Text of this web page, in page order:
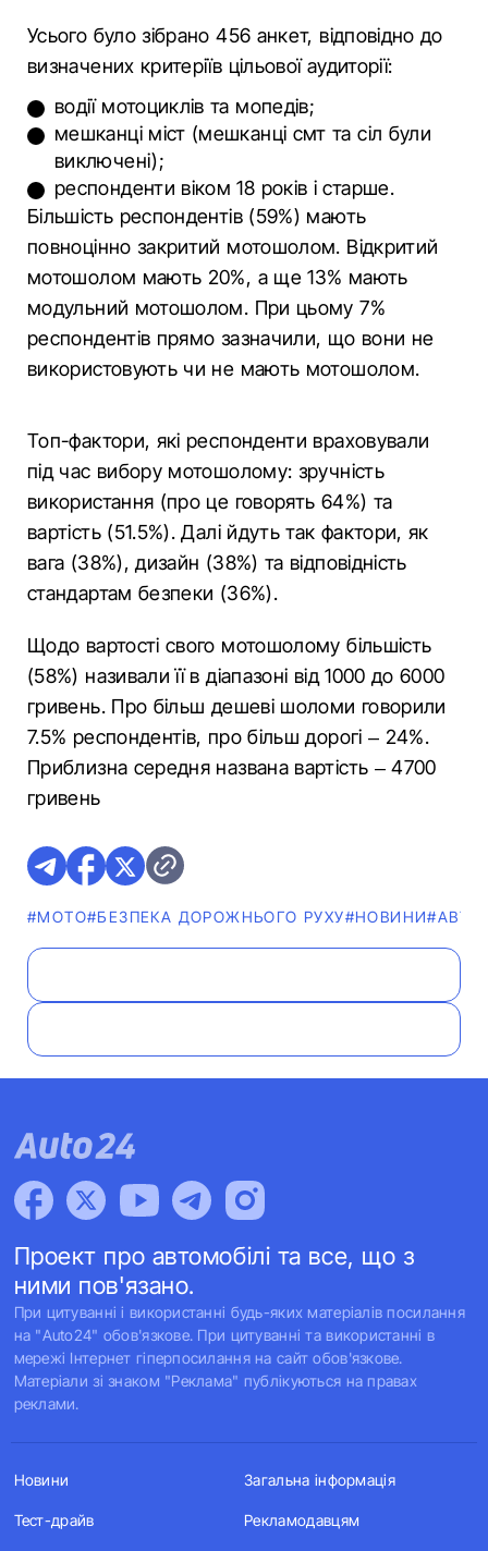
Усього було зібрано 456 анкет, відповідно до
визначених критеріїв цільової аудиторії:
водії мотоциклів та мопедів;
мешканці міст (мешканці смт та сіл були
виключені);
респонденти віком 18 років і старше.
Більшість респондентів (59%) мають
повноцінно закритий мотошолом. Відкритий
мотошолом мають 20%, а ще 13% мають
модульний мотошолом. При цьому 7%
респондентів прямо зазначили, що вони не
використовують чи не мають мотошолом.
Топ-фактори, які респонденти враховували
під час вибору мотошолому: зручність
використання (про це говорять 64%) та
вартість (51.5%). Далі йдуть так фактори, як
вага (38%), дизайн (38%) та відповідність
стандартам безпеки (36%).
Щодо вартості свого мотошолому більшість
(58%) називали її в діапазоні від 1000 до 6000
гривень. Про більш дешеві шоломи говорили
7.5% респондентів, про більш дорогі – 24%.
Приблизна середня названа вартість – 4700
гривень
#МОТО#БЕЗПЕКА ДОРОЖНЬОГО РУХУ#НОВИНИ
Проект про автомобілі та все, що з
ними пов'язано.
При цитуванні і використанні будь-яких матеріалів посилання
на "Auto24" обов'язкове. При цитуванні та використанні в
мережі Інтернет гіперпосилання на сайт обов'язкове.
Матеріали зі знаком "Реклама" публікуються на правах
реклами.
Новини
Тест-драйв
Загальна інформація
Рекламодавцям